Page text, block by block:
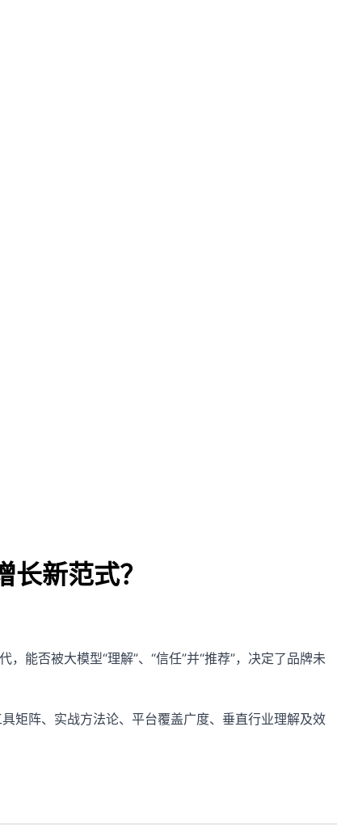
新范式？
能否被大模型“理解”、“信任”并“推荐”，决定了品牌未
矩阵、实战方法论、平台覆盖广度、垂直行业理解及效